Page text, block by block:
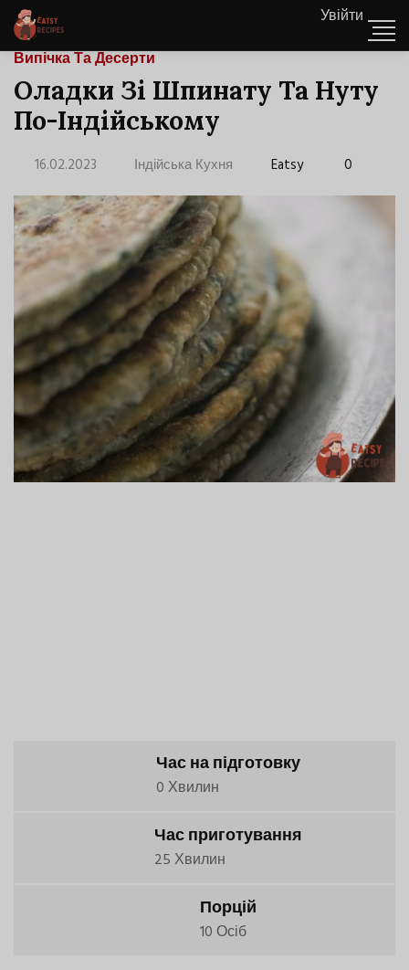
Увійти
Випічка Та Десерти
Оладки Зі Шпинату Та Нуту
По-Індійському
16.02.2023 Індійська Кухня Eatsy 0
Час на підготовку
0 Хвилин
Час приготування
25 Хвилин
Порцій
10 Осіб